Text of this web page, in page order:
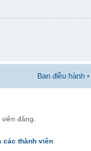
Ban điều hành •
đăng.
các thành viên